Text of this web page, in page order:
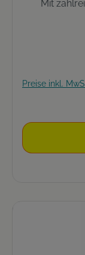
Mit
Preise inkl.